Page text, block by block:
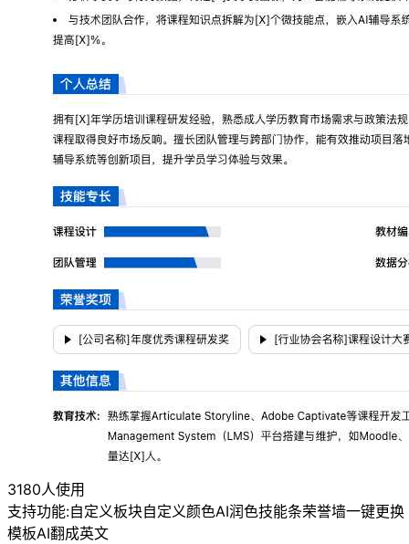
3180人使用
支持功能:自定义板块自定义颜色AI润色技能条荣誉墙一键更换
模板AI翻成英文